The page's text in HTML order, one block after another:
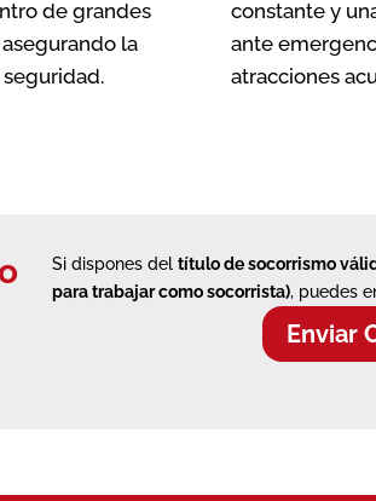
de grandes
la
constante y
ante
atracciones
Si dispones deltítulo de socorrismo
para trabajar como socorrista), puedes
Enviar